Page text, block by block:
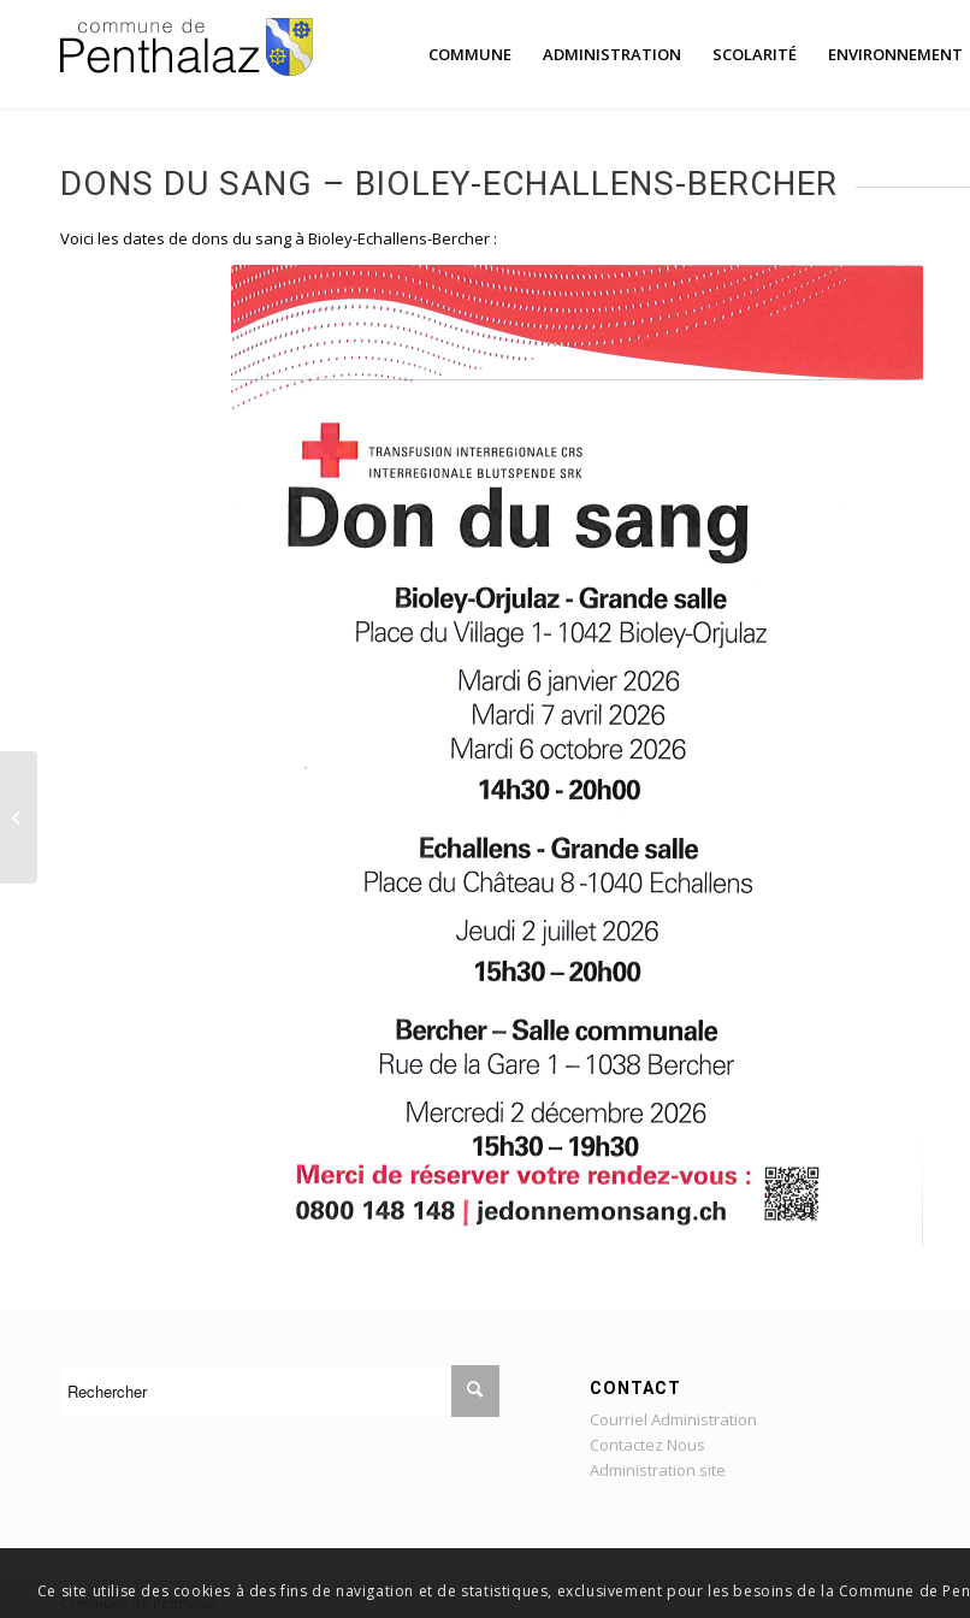
COMMUNE ADMINISTRATION SCOLARITÉ ENVIRONNEMENT
DONS DU SANG – BIOLEY-ECHALLENS-BERCHER
Voici les dates de dons du sang à Bioley-Echallens-Bercher :
CONTACT
Courriel Administration
Contactez Nous
Administration site
Ce site utilise des cookies à des fins de navigation et de statistiques, exclusivement pour les besoins de la Commune de